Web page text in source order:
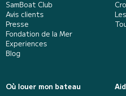
SamBoat Club
Avis clients
Presse
Fondation de la Mer
Experiences
Blog
Où louer mon bateau